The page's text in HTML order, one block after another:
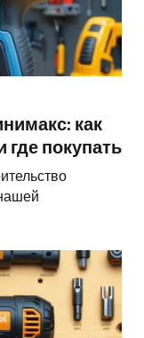
как
где покупать